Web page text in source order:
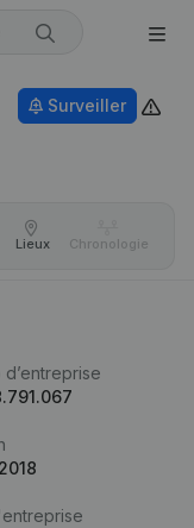
Surveiller
Lieux Chronologie
d’entreprise